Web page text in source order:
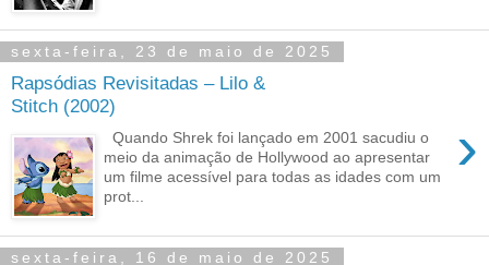
sexta-feira, 23 de maio de 2025
Rapsódias Revisitadas – Lilo &
Stitch (2002)
›
Quando Shrek foi lançado em 2001 sacudiu o
meio da animação de Hollywood ao apresentar
um filme acessível para todas as idades com um
prot...
sexta-feira, 16 de maio de 2025